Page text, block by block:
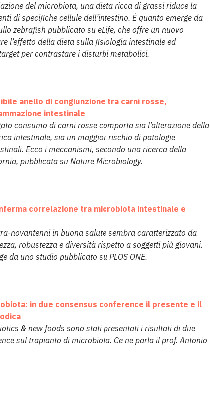
del microbiota, una dieta ricca di grassi riduce la
di specifiche cellule dell’intestino. È quanto emerge da
zebrafish pubblicato su eLife, che offre un nuovo
l’effetto della dieta sulla fisiologia intestinale ed
per contrastare i disturbi metabolici.
anello di congiunzione tra carni rosse,
intestinale
consumo di carni rosse comporta sia l’alterazione della
intestinale, sia un maggior rischio di patologie
Ecco i meccanismi, secondo una ricerca della
pubblicata su Nature Microbiology.
correlazione tra microbiota intestinale e
novantenni in buona salute sembra caratterizzato da
robustezza e diversità rispetto a soggetti più giovani.
da uno studio pubblicato su PLOS ONE.
in due consensus conference il presente e il
& new foods sono stati presentati i risultati di due
sul trapianto di microbiota. Ce ne parla il prof. Antonio